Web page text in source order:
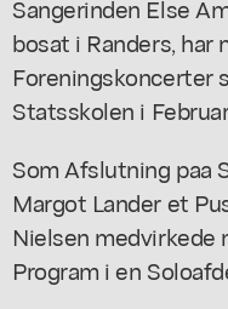
Sangerinden Else
bosat i Randers,
Foreningskoncerter
Statsskolen i
Som Afslutning paa
Margot Lander et
Nielsen
Program i en